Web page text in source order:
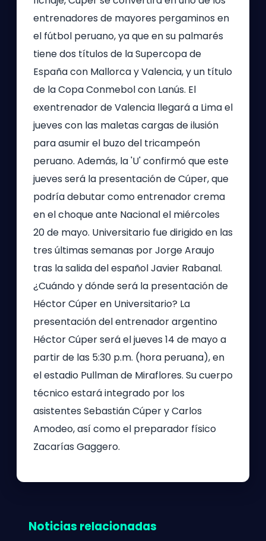
entrenadores de mayores pergaminos en
el fútbol peruano, ya que en su palmarés
tiene dos títulos de la Supercopa de
España con Mallorca y Valencia, y un título
de la Copa Conmebol con Lanús. El
exentrenador de Valencia llegará a Lima el
jueves con las maletas cargas de ilusión
para asumir el buzo del tricampeón
peruano. Además, la 'U' confirmó que este
jueves será la presentación de Cúper, que
podría debutar como entrenador crema
en el choque ante Nacional el miércoles
20 de mayo. Universitario fue dirigido en las
tres últimas semanas por Jorge Araujo
tras la salida del español Javier Rabanal.
¿Cuándo y dónde será la presentación de
Héctor Cúper en Universitario? La
presentación del entrenador argentino
Héctor Cúper será el jueves 14 de mayo a
partir de las 5:30 p.m. (hora peruana), en
el estadio Pullman de Miraflores. Su cuerpo
técnico estará integrado por los
asistentes Sebastián Cúper y Carlos
Amodeo, así como el preparador físico
Zacarías Gaggero.
Noticias relacionadas